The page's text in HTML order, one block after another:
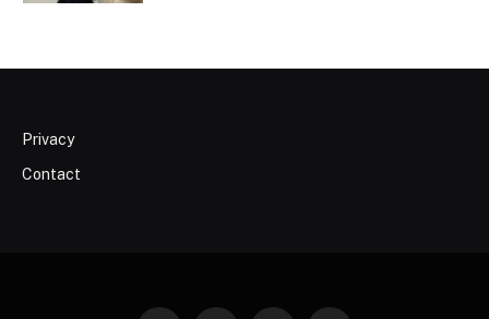
Privacy
Contact